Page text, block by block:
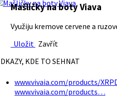
Mašličky na boty Viava
Využiju kremove cervene a
Uložit Zavřít
KDE TO SEHNAT
www.vivaia.com/products/
www.vivaia.com/products…